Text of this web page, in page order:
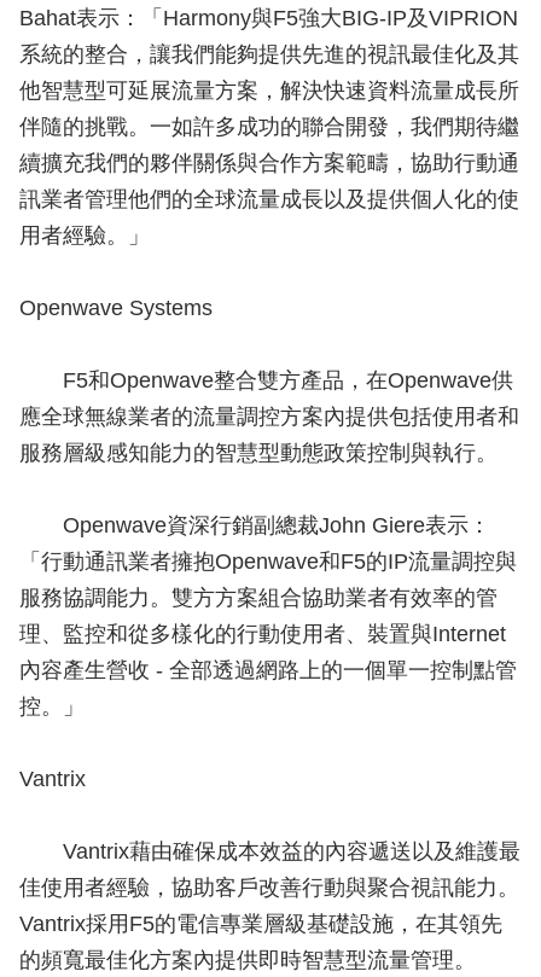
Bahat表示：「Harmony與F5強大BIG-IP及VIPRION
系統的整合，讓我們能夠提供先進的視訊最佳化及其
他智慧型可延展流量方案，解決快速資料流量成長所
伴隨的挑戰。一如許多成功的聯合開發，我們期待繼
續擴充我們的夥伴關係與合作方案範疇，協助行動通
訊業者管理他們的全球流量成長以及提供個人化的使
用者經驗。」
Openwave Systems
F5和Openwave整合雙方產品，在Openwave供
應全球無線業者的流量調控方案內提供包括使用者和
服務層級感知能力的智慧型動態政策控制與執行。
Openwave資深行銷副總裁John Giere表示：
「行動通訊業者擁抱Openwave和F5的IP流量調控與
服務協調能力。雙方方案組合協助業者有效率的管
理、監控和從多樣化的行動使用者、裝置與Internet
內容產生營收 - 全部透過網路上的一個單一控制點管
控。」
Vantrix
Vantrix藉由確保成本效益的內容遞送以及維護最
佳使用者經驗，協助客戶改善行動與聚合視訊能力。
Vantrix採用F5的電信專業層級基礎設施，在其領先
的頻寬最佳化方案內提供即時智慧型流量管理。